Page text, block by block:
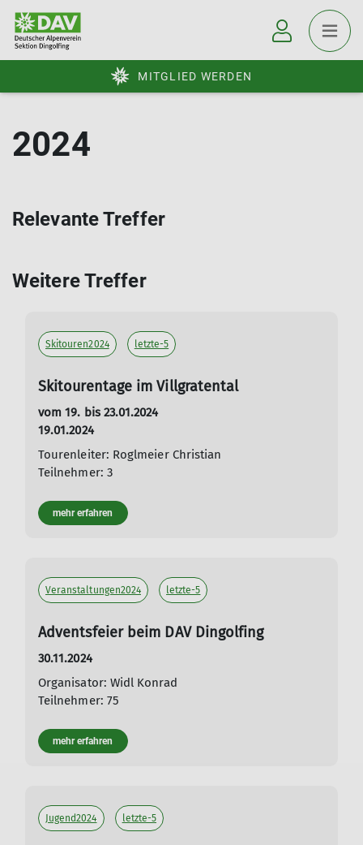
MITGLIED WERDEN
2024
Relevante Treffer
Weitere Treffer
Skitouren2024 letzte-5
Skitourentage im Villgratental
vom 19. bis 23.01.2024
19.01.2024
Tourenleiter: Roglmeier Christian
Teilnehmer: 3
mehr erfahren
Veranstaltungen2024 letzte-5
Adventsfeier beim DAV Dingolfing
30.11.2024
Organisator: Widl Konrad
Teilnehmer: 75
mehr erfahren
Jugend2024 letzte-5